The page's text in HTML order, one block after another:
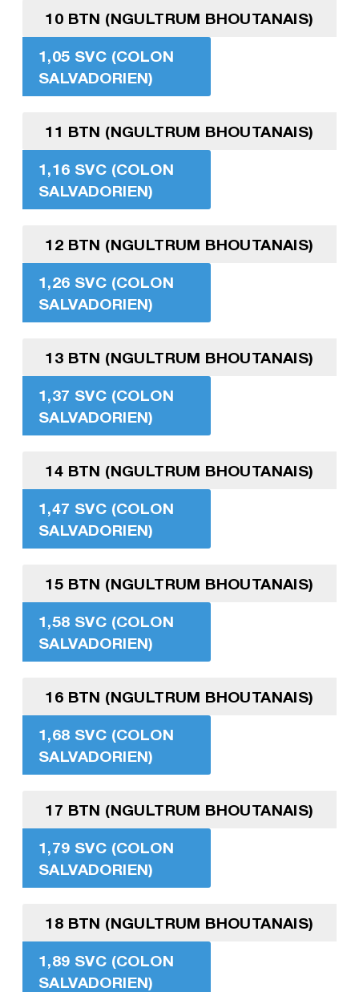
10 BTN (NGULTRUM BHOUTANAIS)
1,05 SVC (COLON
SALVADORIEN)
11 BTN (NGULTRUM BHOUTANAIS)
1,16 SVC (COLON
SALVADORIEN)
12 BTN (NGULTRUM BHOUTANAIS)
1,26 SVC (COLON
SALVADORIEN)
13 BTN (NGULTRUM BHOUTANAIS)
1,37 SVC (COLON
SALVADORIEN)
14 BTN (NGULTRUM BHOUTANAIS)
1,47 SVC (COLON
SALVADORIEN)
15 BTN (NGULTRUM BHOUTANAIS)
1,58 SVC (COLON
SALVADORIEN)
16 BTN (NGULTRUM BHOUTANAIS)
1,68 SVC (COLON
SALVADORIEN)
17 BTN (NGULTRUM BHOUTANAIS)
1,79 SVC (COLON
SALVADORIEN)
18 BTN (NGULTRUM BHOUTANAIS)
1,89 SVC (COLON
SALVADORIEN)